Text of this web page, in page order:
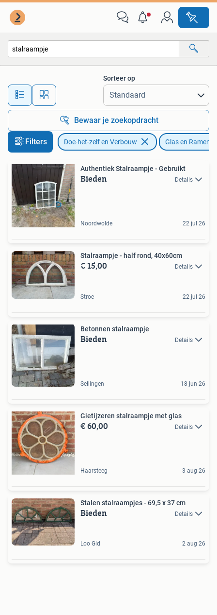
Alle afstanden…
Sorteer op
Bewaar je zoekopdracht
Filters Doe-het-zelf en Verbouw Glas en Ramen
Authentiek Stalraampje - Gebruikt
Bieden Details
Noordwolde 22 jul 26
Stalraampje - half rond, 40x60cm
€ 15,00 Details
Stroe 22 jul 26
Betonnen stalraampje
Bieden Details
Sellingen 18 jun 26
Gietijzeren stalraampje met glas
€ 60,00 Details
Haarsteeg 3 aug 26
Stalen stalraampjes - 69,5 x 37 cm
Bieden Details
Loo Gld 2 aug 26